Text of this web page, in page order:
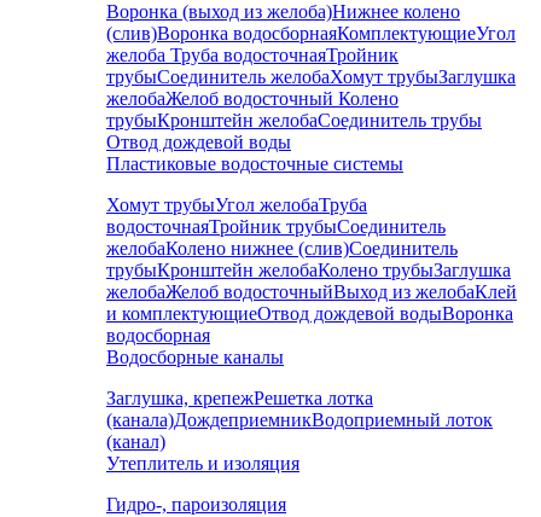
Воронка (выход из желоба)Нижнее колено
(слив)Воронка водосборнаяКомплектующиеУгол
желоба Труба водосточнаяТройник
трубыСоединитель желобаХомут трубыЗаглушка
желобаЖелоб водосточный Колено
трубыКронштейн желобаСоединитель трубы
Отвод дождевой воды
Пластиковые водосточные системы
Хомут трубыУгол желобаТруба
водосточнаяТройник трубыСоединитель
желобаКолено нижнее (слив)Соединитель
трубыКронштейн желобаКолено трубыЗаглушка
желобаЖелоб водосточныйВыход из желобаКлей
и комплектующиеОтвод дождевой водыВоронка
водосборная
Водосборные каналы
Заглушка, крепежРешетка лотка
(канала)ДождеприемникВодоприемный лоток
(канал)
Утеплитель и изоляция
Гидро-, пароизоляция